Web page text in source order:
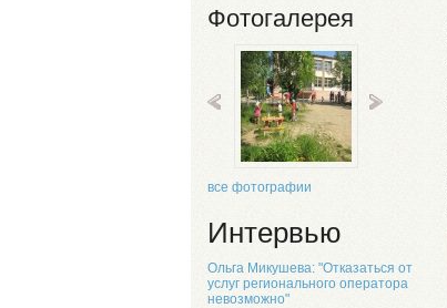
Фотогалерея
все фотографии
Интервью
Ольга Микушева: "Отказаться от
услуг регионального оператора
невозможно"